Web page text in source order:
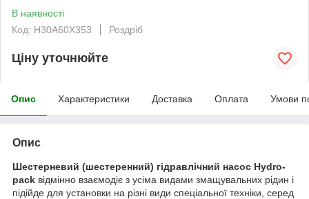
В наявності
Код: H30A60X353
Роздріб
Ціну уточнюйте
Опис Характеристики Доставка Оплата Умови
Опис
Шестерневий (шестеренний) гідравлічний насос Hydro-
pack відмінно взаємодіє з усіма видами змащувальних рідин і
підійде для установки на різні види спеціальної техніки, серед